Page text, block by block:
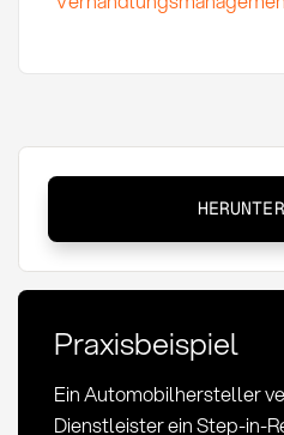
Recht:
Definition
Anwendung
Einkauf
Praxisbeispiel
Ein Automobilhersteller
Dienstleister ein Step-in-